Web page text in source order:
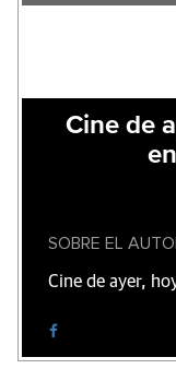
Cine de
SOBRE EL
Cine de ayer,